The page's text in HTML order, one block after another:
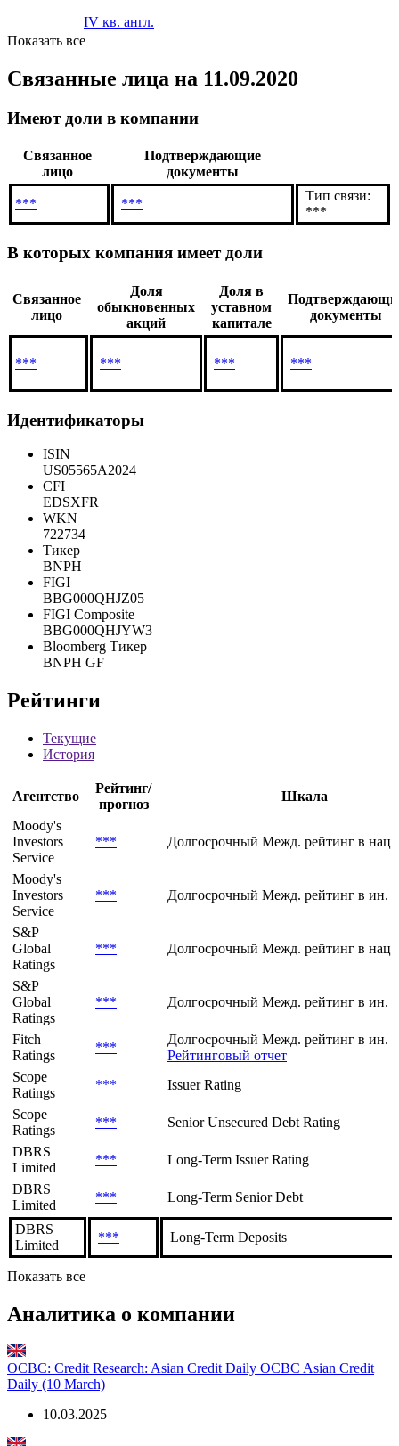
IV кв. англ.
Показать все
Связанные лица на 11.09.2020
Имеют доли в компании
Связанное
лицо
Подтверждающие
документы
*** ***
Тип связи:
***
В которых компания имеет доли
Связанное
лицо
Доля
обыкновенных
акций
Доля в
уставном
капитале
документы
*** *** *** ***
Идентификаторы
ISIN
US05565A2024
CFI
EDSXFR
WKN
722734
Тикер
BNPH
FIGI
BBG000QHJZ05
FIGI Composite
BBG000QHJYW3
Bloomberg Тикер
BNPH GF
Рейтинги
Текущие
История
Агентство
Рейтинг/
прогноз
Шкала
Moody's
Investors
Service
*** Долгосрочный Межд. рейтинг в нац.
Moody's
Investors
Service
*** Долгосрочный Межд. рейтинг в ин.
S&P
Global
Ratings
*** Долгосрочный Межд. рейтинг в нац.
S&P
Global
Ratings
*** Долгосрочный Межд. рейтинг в ин.
Fitch
Ratings
***
Долгосрочный Межд. рейтинг в ин.
Рейтинговый отчет
Scope
Ratings
***
Issuer Rating
Scope
Ratings
***
Senior Unsecured Debt Rating
DBRS
Limited
***
Long-Term Issuer Rating
DBRS
Limited
*** Long-Term Senior Debt
DBRS
Limited
*** Long-Term Deposits
Показать все
Аналитика о компании
OCBC: Credit Research: Asian Credit Daily OCBC Asian Credit
Daily (10 March)
10.03.2025